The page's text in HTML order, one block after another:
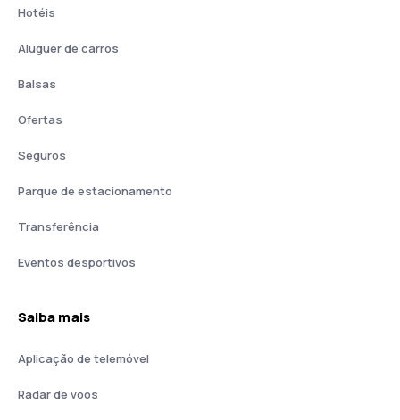
Hotéis
Aluguer de carros
Balsas
Ofertas
Seguros
Parque de estacionamento
Transferência
Eventos desportivos
Saiba mais
Aplicação de telemóvel
Radar de voos